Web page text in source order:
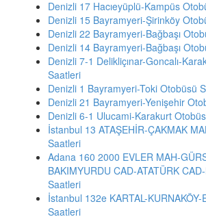
Denizli 17 Hacıeyüplü-Kampüs
Denizli 15 Bayramyeri-Şirinköy
Denizli 22 Bayramyeri-Bağbaşı
Denizli 14 Bayramyeri-Bağbaşı
Denizli 7-1 Delikliçınar-Goncalı-
Saatleri
Denizli 1 Bayramyeri-Toki Otobüsü
Denizli 21 Bayramyeri-Yenişehir
Denizli 6-1 Ulucami-Karakurt
İstanbul 13 ATAŞEHİR-ÇAKMAK
Saatleri
Adana 160 2000 EVLER MAH-
BAKIMYURDU CAD-ATATÜRK
Saatleri
İstanbul 132e KARTAL-
Saatleri